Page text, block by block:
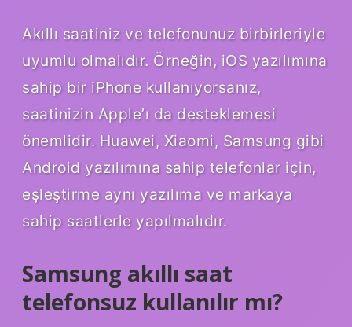
Akıllı saatiniz ve telefonunuz birbirleriyle
uyumlu olmalıdır. Örneğin, iOS yazılımına
sahip bir iPhone kullanıyorsanız,
saatinizin Apple’ı da desteklemesi
önemlidir. Huawei, Xiaomi, Samsung gibi
Android yazılımına sahip telefonlar için,
eşleştirme aynı yazılıma ve markaya
sahip saatlerle yapılmalıdır.
Samsung akıllı saat
telefonsuz kullanılır mı?